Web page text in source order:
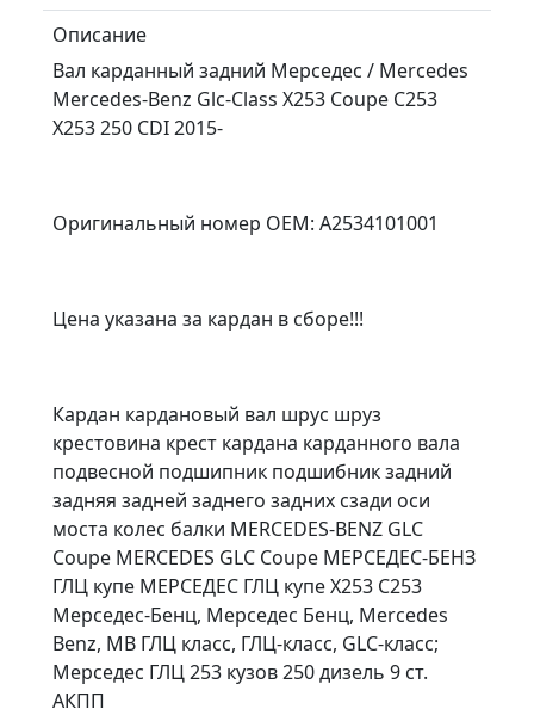
Описание
Вал карданный задний Мерседес / Mercedes
Mercedes-Benz Glc-Class X253 Coupe C253
X253 250 CDI 2015-
Оригинальный номер OEM: A2534101001
Цена указана за кардан в сборе!!!
Кардан кардановый вал шрус шруз
крестовина крест кардана карданного вала
подвесной подшипник подшибник задний
задняя задней заднего задних сзади оси
моста колес балки MERCEDES-BENZ GLC
Coupe MERCEDES GLC Coupe МЕРСЕДЕС-БЕНЗ
ГЛЦ купе МЕРСЕДЕС ГЛЦ купе X253 C253
Мерседес-Бенц, Мерседес Бенц, Mercedes
Benz, MB ГЛЦ класс, ГЛЦ-класс, GLC-класс;
Мерседес ГЛЦ 253 кузов 250 дизель 9 ст.
АКПП